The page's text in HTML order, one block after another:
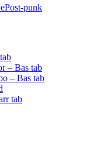
Post-punk
– Bas tab
– Bas tab
tab